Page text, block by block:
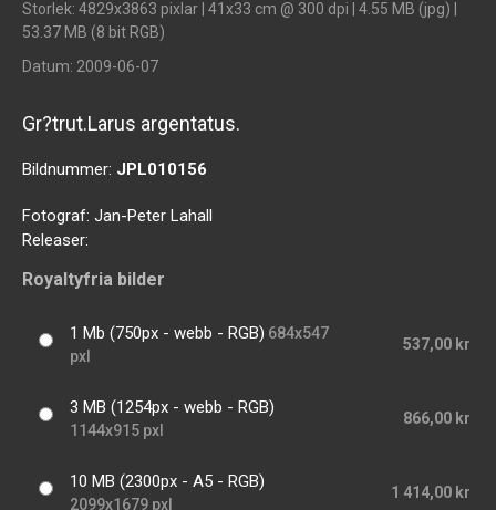
Storlek: 4829x3863 pixlar | 41x33 cm @ 300 dpi | 4.55 MB (jpg) |
53.37 MB (8 bit RGB)
Datum: 2009-06-07
Gr?trut.Larus argentatus.
Bildnummer: JPL010156
Fotograf: Jan-Peter Lahall
Releaser:
Royaltyfria bilder
1 Mb (750px - webb - RGB) 684x547
pxl
537,00 kr
3 MB (1254px - webb - RGB)
1144x915 pxl
866,00 kr
10 MB (2300px - A5 - RGB)
2099x1679 pxl
1 414,00 kr